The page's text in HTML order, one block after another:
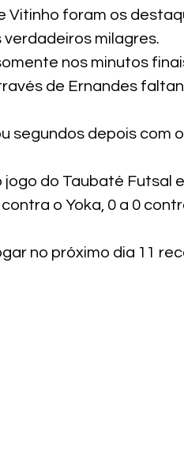
Vitinho foram os
verdadeiros milagres.
nos minutos
de Ernandes
segundos depois com
jogo do Taubaté Futsal
o Yoka, 0 a 0
no próximo dia 11